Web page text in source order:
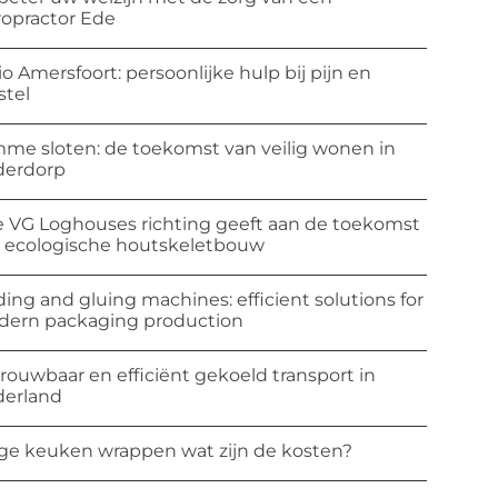
Ede
Amersfoort: persoonlijke hulp bij pijn en
sloten: de toekomst van veilig wonen in
VG Loghouses richting geeft aan de toekomst
ecologische houtskeletbouw
and gluing machines: efficient solutions for
packaging production
en efficiënt gekoeld transport in
keuken wrappen wat zijn de kosten?